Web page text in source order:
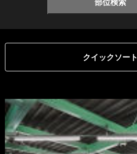
クイックソート